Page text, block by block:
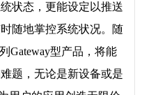
状态，更能设定以推送
随地掌控系统状况。随
Gateway型产品，将能
题，无论是新设备或是